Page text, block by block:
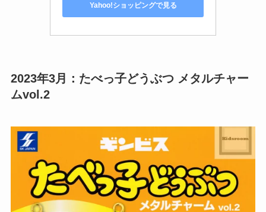
Yahoo!ショッピングで見る
2023年3月：たべっ子どうぶつ メタルチャー
ムvol.2